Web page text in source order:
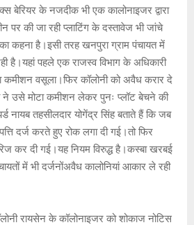
बेरियर के नजदीक भी एक कालोनाइजर द्वारा
पर की जा रही प्लाटिंग के दस्तावेज भी जांचे
का कहना है।इसी तरह खनपुरा ग्राम पंचायत में
है।यहां पहले एक राजस्व विभाग के अधिकारी
कमीशन वसूला।फिर कॉलोनी को अवैध करार दे
ने उसे मोटा कमीशन लेकर पुनः प्लॉट बेचने की
नायब तहसीलदार योगेंद्र सिंह बताते हैं कि जब
दर्ज करते हुए रोक लगा दी गई।तो फिर
कर दी गई।यह नियम विरुद्ध है।कस्बा खरबई
में भी दर्जनोंअवैध कालोनियां आकार ले रही
रायसेन के कॉलोनाइजर को शोकाज नोटिस